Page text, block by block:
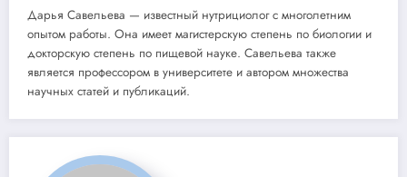
Дарья Савельева — известный нутрициолог с многолетним
опытом работы. Она имеет магистерскую степень по биологии и
докторскую степень по пищевой науке. Савельева также
является профессором в университете и автором множества
научных статей и публикаций.